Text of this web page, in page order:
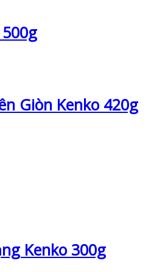
Giòn Kenko 420g
Kenko 300g